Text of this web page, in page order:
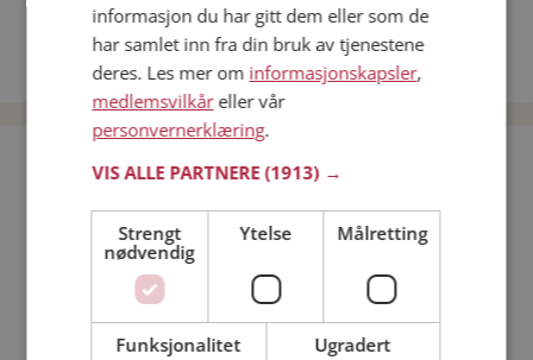
Date menn i Norge
Date kvinner i Norge
Bli medlem gratis!
Jeg er en: Mann Kvinne
Min alder:
informasjon du har gitt dem eller som de
har samlet inn fra din bruk av tjenestene
deres. Les mer om informasjonskapsler,
medlemsvilkåreller vår
personvernerklæring.
VIS ALLE PARTNERE(1913) →
Strengt
nødvendig
Ytelse Målretting
Funksjonalitet Ugradert